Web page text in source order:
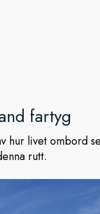
fartyg
hur livet ombord
rutt.